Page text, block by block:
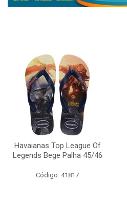
Havaianas Top League Of
Legends Bege Palha 45/46
Código: 41817